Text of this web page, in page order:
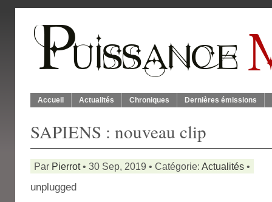
Accueil Actualités Chroniques Dernières émissions
SAPIENS : nouveau clip
Par Pierrot• 30 Sep, 2019 • Catégorie: Actualités •
unplugged